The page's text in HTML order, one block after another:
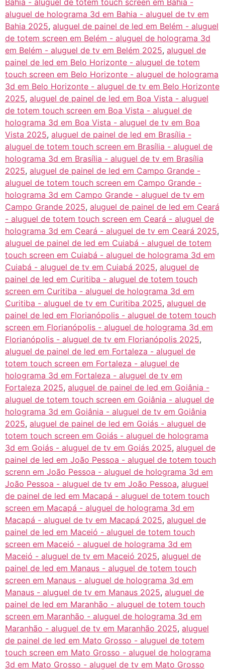
Bahia - aluguel de totem touch screen em Bahia -
aluguel de holograma 3d em Bahia - aluguel de tv em
Bahia 2025, aluguel de painel de led em Belém - aluguel
de totem screen em Belém - aluguel de holograma 3d
em Belém - aluguel de tv em Belém 2025, aluguel de
painel de led em Belo Horizonte - aluguel de totem
touch screen em Belo Horizonte - aluguel de holograma
3d em Belo Horizonte - aluguel de tv em Belo Horizonte
2025, aluguel de painel de led em Boa Vista - aluguel
de totem touch screen em Boa Vista - aluguel de
holograma 3d em Boa Vista - aluguel de tv em Boa
Vista 2025, aluguel de painel de led em Brasília -
aluguel de totem touch screen em Brasília - aluguel de
holograma 3d em Brasília - aluguel de tv em Brasília
2025, aluguel de painel de led em Campo Grande -
aluguel de totem touch screen em Campo Grande -
holograma 3d em Campo Grande - aluguel de tv em
Campo Grande 2025, aluguel de painel de led em Ceará
- aluguel de totem touch screen em Ceará - aluguel de
holograma 3d em Ceará - aluguel de tv em Ceará 2025,
aluguel de painel de led em Cuiabá - aluguel de totem
touch screen em Cuiabá - aluguel de holograma 3d em
Cuiabá - aluguel de tv em Cuiabá 2025, aluguel de
painel de led em Curitiba - aluguel de totem touch
screen em Curitiba - aluguel de holograma 3d em
Curitiba - aluguel de tv em Curitiba 2025, aluguel de
painel de led em Florianópolis - aluguel de totem touch
screen em Florianópolis - aluguel de holograma 3d em
Florianópolis - aluguel de tv em Florianópolis 2025,
aluguel de painel de led em Fortaleza - aluguel de
totem touch screen em Fortaleza - aluguel de
holograma 3d em Fortaleza - aluguel de tv em
Fortaleza 2025, aluguel de painel de led em Goiânia -
aluguel de totem touch screen em Goiânia - aluguel de
holograma 3d em Goiânia - aluguel de tv em Goiânia
2025, aluguel de painel de led em Goiás - aluguel de
totem touch screen em Goiás - aluguel de holograma
3d em Goiás - aluguel de tv em Goiás 2025, aluguel de
painel de led em João Pessoa - aluguel de totem touch
screnn em João Pessoa - aluguel de holograma 3d em
João Pessoa - aluguel de tv em João Pessoa, aluguel
de painel de led em Macapá - aluguel de totem touch
screen em Macapá - aluguel de holograma 3d em
Macapá - aluguel de tv em Macapá 2025, aluguel de
painel de led em Maceió - aluguel de totem touch
screen em Maceió - aluguel de holograma 3d em
Maceió - aluguel de tv em Maceió 2025, aluguel de
painel de led em Manaus - aluguel de totem touch
screen em Manaus - aluguel de holograma 3d em
Manaus - aluguel de tv em Manaus 2025, aluguel de
painel de led em Maranhão - aluguel de totem touch
screen em Maranhão - aluguel de holograma 3d em
Maranhão - aluguel de tv em Maranhão 2025, aluguel
de painel de led em Mato Grosso - aluguel de totem
touch screen em Mato Grosso - aluguel de holograma
3d em Mato Grosso - aluguel de tv em Mato Grosso